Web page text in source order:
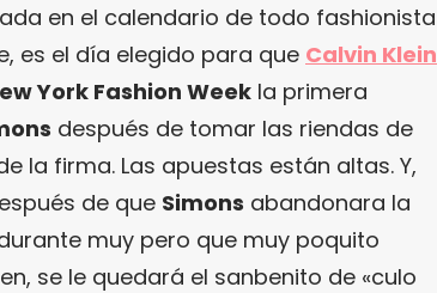
en el calendario de todo fashionista
es el día elegido para que Calvin Klein
York Fashion Week la primera
después de tomar las riendas de
la firma. Las apuestas están altas. Y,
de que Simons abandonara la
muy pero que muy poquito
se le quedará el sanbenito de «culo